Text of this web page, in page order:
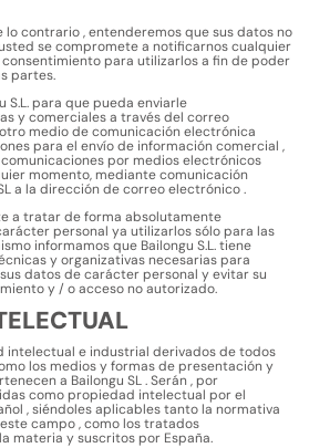
lo contrario , entenderemos que sus datos no
se compromete a notificarnos cualquier
para utilizarlos a fin de poder
partes.
S.L. para que pueda enviarle
y comerciales a través del correo
medio de comunicación electrónica
para el envío de información comercial ,
por medios electrónicos
momento, mediante comunicación
a la dirección de correo electrónico.
a tratar de forma absolutamente
personal ya utilizarlos sólo para las
informamos que Bailongu S.L. tiene
y organizativas necesarias para
datos de carácter personal y evitar su
y / o acceso no autorizado.
intelectual e industrial derivados de todos
los medios y formas de presentación y
a Bailongu SL . Serán , por
como propiedad intelectual por el
, siéndoles aplicables tanto la normativa
campo , como los tratados
materia y suscritos por España.